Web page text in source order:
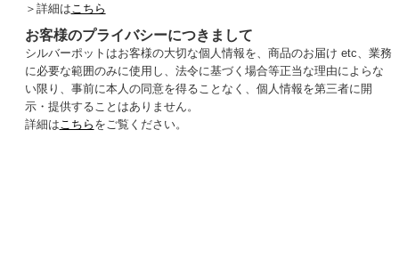
＞詳細は こちら
お客様のプライバシーにつきまして
シルバーポットはお客様の大切な個人情報を、商品のお届け etc、業務
に必要な範囲のみに使用し、法令に基づく場合等正当な理由によらな
い限り、事前に本人の同意を得ることなく、個人情報を第三者に開
示・提供することはありません。
詳細は こちら をご覧ください。